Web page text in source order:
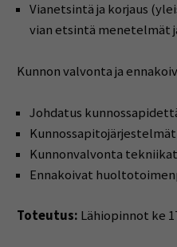
Vianetsintä ja korjaus
vian etsintä menetelmät
Kunnon valvonta ja
Johdatus
Kunnonvalvonta tekniikat
Ennakoivat
Toteutus: Lähiopinnot ke